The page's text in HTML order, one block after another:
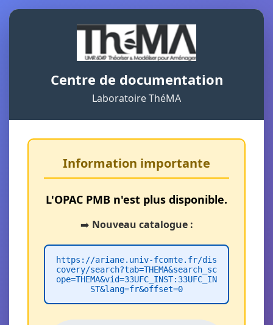
Centre de documentation
Laboratoire ThéMA
Information importante
L'OPAC PMB n'est plus disponible.
➡️ Nouveau catalogue :
https://ariane.univ-fcomte.fr/dis
covery/search?tab=THEMA&search_sc
ope=THEMA&vid=33UFC_INST:33UFC_IN
ST&lang=fr&offset=0